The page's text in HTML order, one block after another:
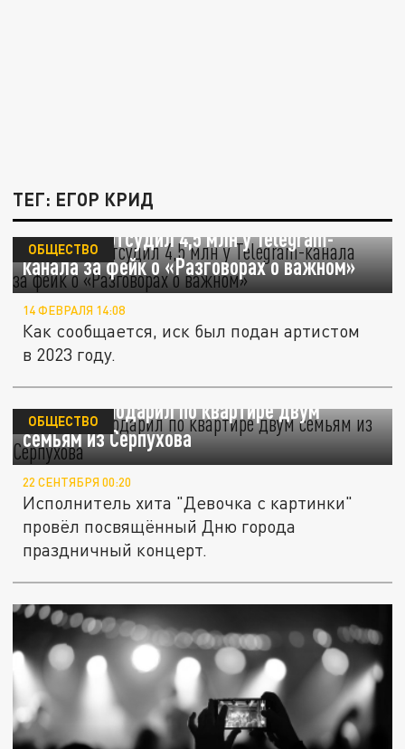
ТЕГ: ЕГОР КРИД
Егор Крид отсудил 4,5 млн у Telegram-
канала за фейк о «Разговорах о важном»
ОБЩЕСТВО
14 ФЕВРАЛЯ 14:08
Как сообщается, иск был подан артистом
в 2023 году.
Егор Крид подарил по квартире двум
семьям из Серпухова
ОБЩЕСТВО
22 СЕНТЯБРЯ 00:20
Исполнитель хита "Девочка с картинки"
провёл посвящённый Дню города
праздничный концерт.